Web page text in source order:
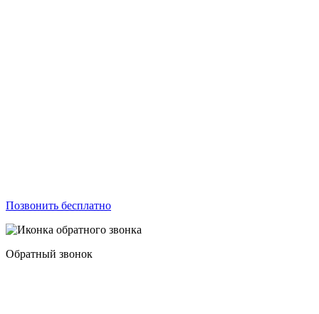
Позвонить бесплатно
Обратный звонок